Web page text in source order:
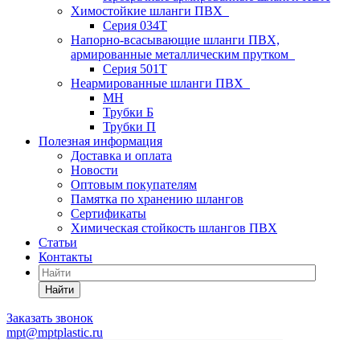
Химостойкие шланги ПВХ
Серия 034Т
Напорно-всасывающие шланги ПВХ,
армированные металлическим прутком
Серия 501T
Неармированные шланги ПВХ
МН
Трубки Б
Трубки П
Полезная информация
Доставка и оплата
Новости
Оптовым покупателям
Памятка по хранению шлангов
Сертификаты
Химическая стойкость шлангов ПВХ
Статьи
Контакты
Найти
Заказать звонок
mpt@mptplastic.ru